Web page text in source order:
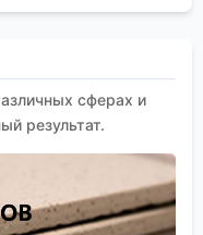
сферах и
результат.